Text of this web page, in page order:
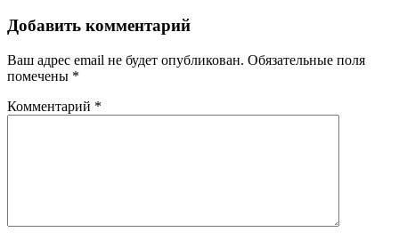
Добавить комментарий
Ваш адрес email не будет опубликован. Обязательные поля
помечены *
Комментарий *